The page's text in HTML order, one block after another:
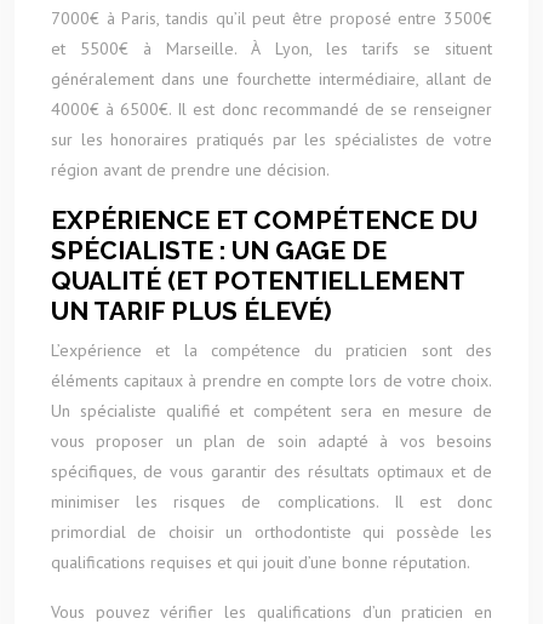
7000€ à Paris, tandis qu’il peut être proposé entre 3500€
et 5500€ à Marseille. À Lyon, les tarifs se situent
généralement dans une fourchette intermédiaire, allant de
4000€ à 6500€. Il est donc recommandé de se renseigner
sur les honoraires pratiqués par les spécialistes de votre
région avant de prendre une décision.
EXPÉRIENCE ET COMPÉTENCE DU
SPÉCIALISTE : UN GAGE DE
QUALITÉ (ET POTENTIELLEMENT
UN TARIF PLUS ÉLEVÉ)
L’expérience et la compétence du praticien sont des
éléments capitaux à prendre en compte lors de votre choix.
Un spécialiste qualifié et compétent sera en mesure de
vous proposer un plan de soin adapté à vos besoins
spécifiques, de vous garantir des résultats optimaux et de
minimiser les risques de complications. Il est donc
primordial de choisir un orthodontiste qui possède les
qualifications requises et qui jouit d’une bonne réputation.
Vous pouvez vérifier les qualifications d’un praticien en